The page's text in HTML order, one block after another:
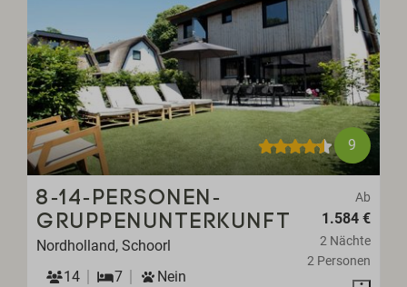
9
Ab
1.584 €
2 Nächte
2 Personen
8-14-PERSONEN-
GRUPPENUNTERKUNFT
Nordholland, Schoorl
14
7
Nein